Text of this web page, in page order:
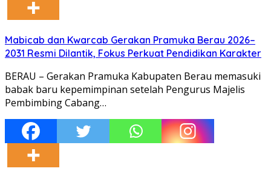
Mabicab dan Kwarcab Gerakan Pramuka Berau 2026–
2031 Resmi Dilantik, Fokus Perkuat Pendidikan Karakter
BERAU – Gerakan Pramuka Kabupaten Berau memasuki
babak baru kepemimpinan setelah Pengurus Majelis
Pembimbing Cabang…